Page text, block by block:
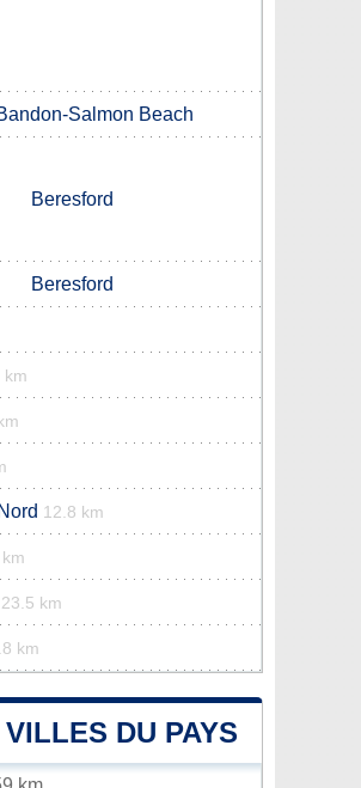
Salmon Beach
Beresford
Beresford
km
12.8 km
23.5 km
km
DU PAYS